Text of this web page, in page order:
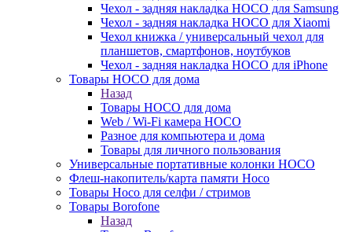
Чехол - задняя накладка HOCO для Samsung
Чехол - задняя накладка HOCO для Xiaomi
Чехол книжка / универсальный чехол для
планшетов, смартфонов, ноутбуков
Чехол - задняя накладка HOCO для iPhone
Товары HOCO для дома
Назад
Товары HOCO для дома
Web / Wi-Fi камера HOCO
Разное для компьютера и дома
Товары для личного пользования
Универсальные портативные колонки HOCO
Флеш-накопитель/карта памяти Hoco
Товары Hoco для селфи / стримов
Товары Borofone
Назад